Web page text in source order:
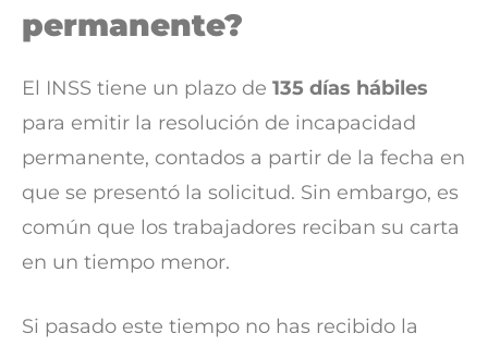
permanente?
El INSS tiene un plazo de 135 días hábiles
para emitir la resolución de incapacidad
permanente, contados a partir de la fecha en
que se presentó la solicitud. Sin embargo, es
común que los trabajadores reciban su carta
en un tiempo menor.
Si pasado este tiempo no has recibido la